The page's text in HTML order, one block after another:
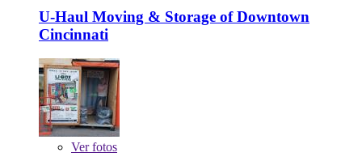
U-Haul Moving & Storage of Downtown
Cincinnati
Verfotos